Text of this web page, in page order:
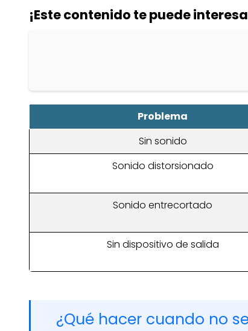
¡Este contenido te puede
Problema
Sin sonido
Sonido distorsionado
Sonido entrecortado
Sin dispositivo de salida
¿Qué hacer cuando no